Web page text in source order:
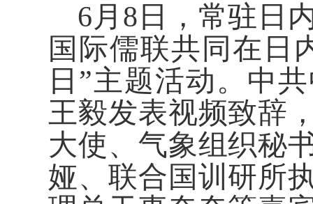
6月8日，常驻日
国际儒联共同在日
日”主题活动。中
王毅发表视频致辞
大使、气象组织秘
娅、联合国训研所